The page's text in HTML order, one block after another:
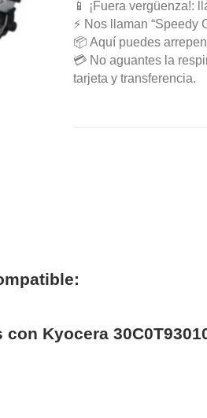
📱 ¡Fuera vergüenza!:
⚡ Nos llaman “Speedy
📦 Aquí puedes
💳 No aguantes la
tarjeta y transferencia.
Kyocera